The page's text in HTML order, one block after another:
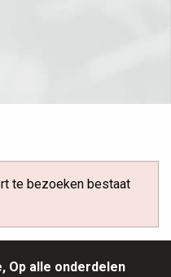
te bezoeken bestaat
Op alle onderdelen